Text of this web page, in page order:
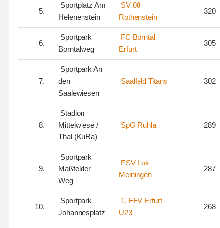
5.
Sportplatz Am
Helenenstein
SV 08
Rothenstein
320
6.
Sportpark
Borntalweg
FC Borntal
Erfurt
305
7.
Sportpark An
den
Saalewiesen
Saalfeld Titans 302
8.
Stadion
Mittelwiese /
Thal (KuRa)
SpG Ruhla 289
9.
Sportpark
Maßfelder
Weg
ESV Lok
Meiningen
287
10.
Sportpark
Johannesplatz
1. FFV Erfurt
U23
268